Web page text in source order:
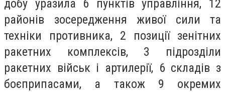
добу уразила 6 пунктів управління, 12
районів зосередження живої сили та
техніки противника, 2 позиції зенітних
ракетних комплексів, 3 підрозділи
ракетних військ і артилерії, 6 складів з
боєприпасами, а також 9 окремих